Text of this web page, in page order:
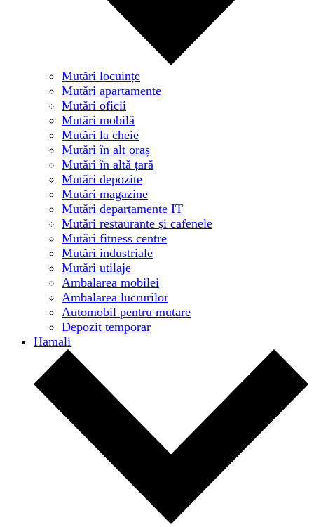
Mutări locuințe
Mutări apartamente
Mutări oficii
Mutări mobilă
Mutări la cheie
Mutări în alt oraș
Mutări în altă țară
Mutări depozite
Mutări magazine
Mutări departamente IT
Mutări restaurante și cafenele
Mutări fitness centre
Mutări industriale
Mutări utilaje
Ambalarea mobilei
Ambalarea lucrurilor
Automobil pentru mutare
Depozit temporar
Hamali